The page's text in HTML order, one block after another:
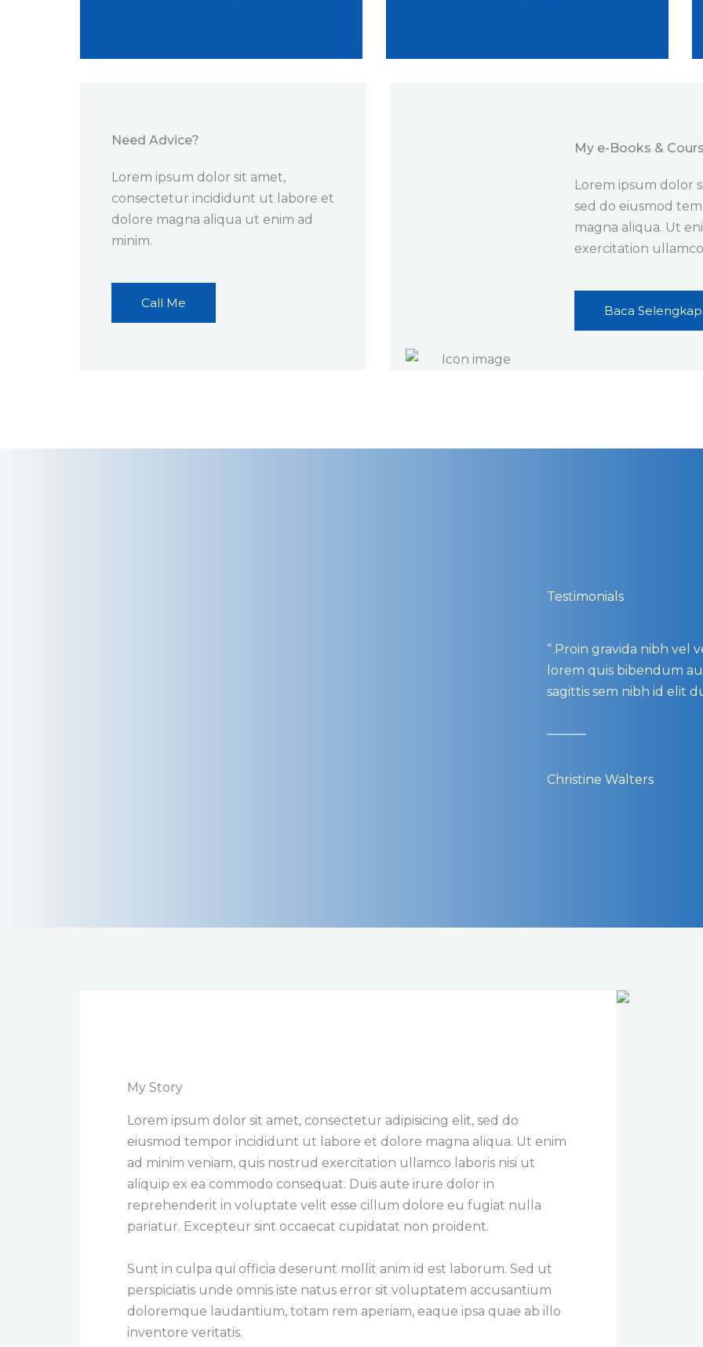
Need Advice?​
Lorem ipsum dolor sit amet,
consectetur incididunt ut labore et
dolore magna aliqua ut enim ad
minim.
Call Me
My e-Books &
Lorem ipsum dolor
sed do eiusmod
magna aliqua. Ut
exercitation
Baca
Testimonials​
“ Proin gravida nibh vel
lorem quis bibendum
sagittis sem nibh id elit
Christine Walters​
My Story
Lorem ipsum dolor sit amet, consectetur adipisicing elit, sed do
eiusmod tempor incididunt ut labore et dolore magna aliqua. Ut enim
ad minim veniam, quis nostrud exercitation ullamco laboris nisi ut
aliquip ex ea commodo consequat. Duis aute irure dolor in
reprehenderit in voluptate velit esse cillum dolore eu fugiat nulla
pariatur. Excepteur sint occaecat cupidatat non proident.
Sunt in culpa qui officia deserunt mollit anim id est laborum. Sed ut
perspiciatis unde omnis iste natus error sit voluptatem accusantium
doloremque laudantium, totam rem aperiam, eaque ipsa quae ab illo
inventore veritatis.